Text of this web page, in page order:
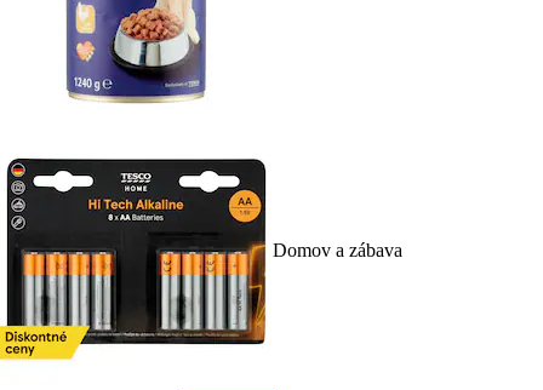
Domov a zábava